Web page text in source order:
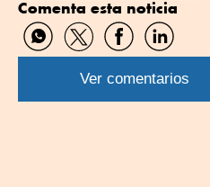
Comenta esta noticia
Compartir
por
WhatsApp
Compartir
por
Twitter
Compartir
por
Facebook
por
Linkedin
Ver comentarios